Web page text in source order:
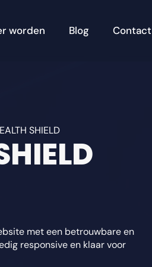
worden Blog Contact
SHIELD
met een betrouwbare en
responsive en klaar voor